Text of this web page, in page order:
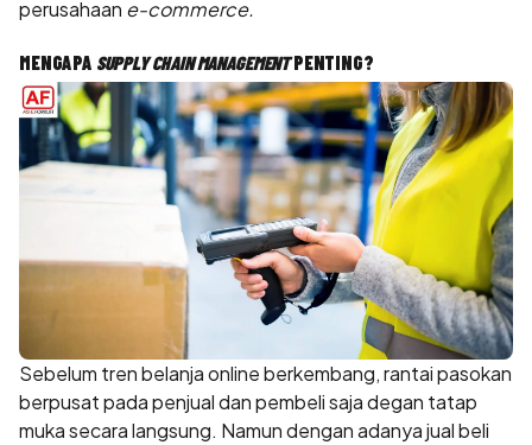
perusahaan e-commerce.
MENGAPA SUPPLY CHAIN MANAGEMENTPENTING?
Sebelum tren belanja online berkembang, rantai pasokan
berpusat pada penjual dan pembeli saja degan tatap
muka secara langsung. Namun dengan adanya jual beli